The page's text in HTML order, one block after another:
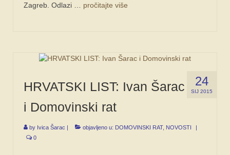
Zagreb. Odlazi … pročitajte više
24
SIJ 2015
HRVATSKI LIST: Ivan Šarac
i Domovinski rat
by Ivica Šarac | objavljeno u: DOMOVINSKI RAT, NOVOSTI
|
0